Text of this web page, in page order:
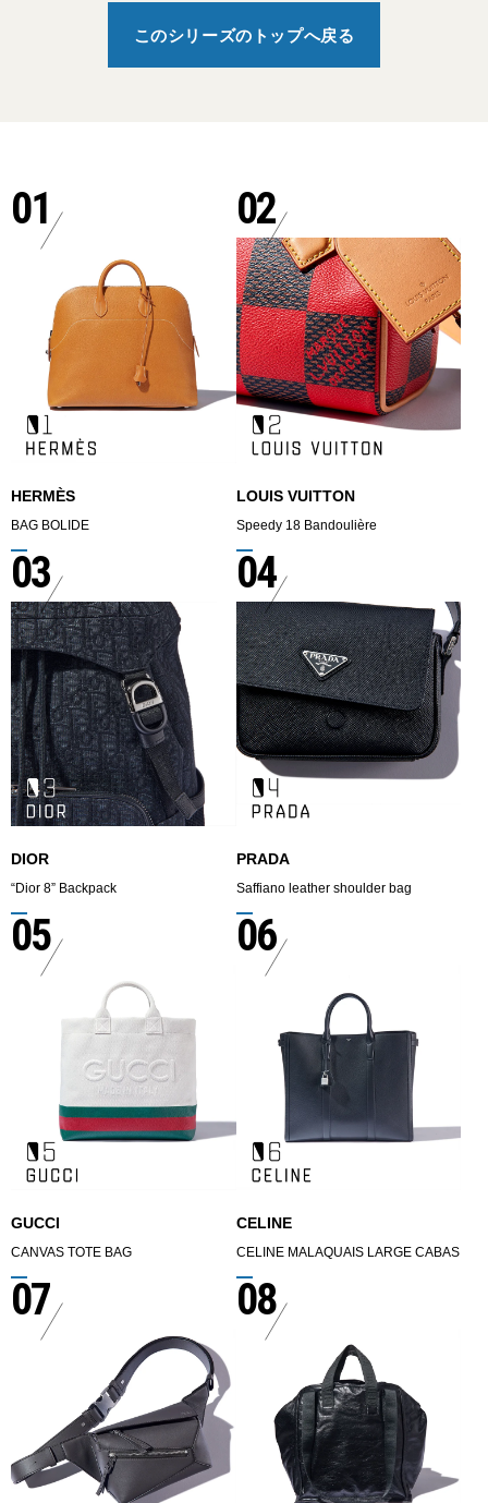
このシリーズのトップへ戻る
01
HERMÈS
BAG BOLIDE
02
LOUIS VUITTON
Speedy 18 Bandoulière
03
DIOR
“Dior 8” Backpack
04
PRADA
Saffiano leather shoulder bag
05
GUCCI
CANVAS TOTE BAG
06
CELINE
CELINE MALAQUAIS LARGE CABAS
07 08